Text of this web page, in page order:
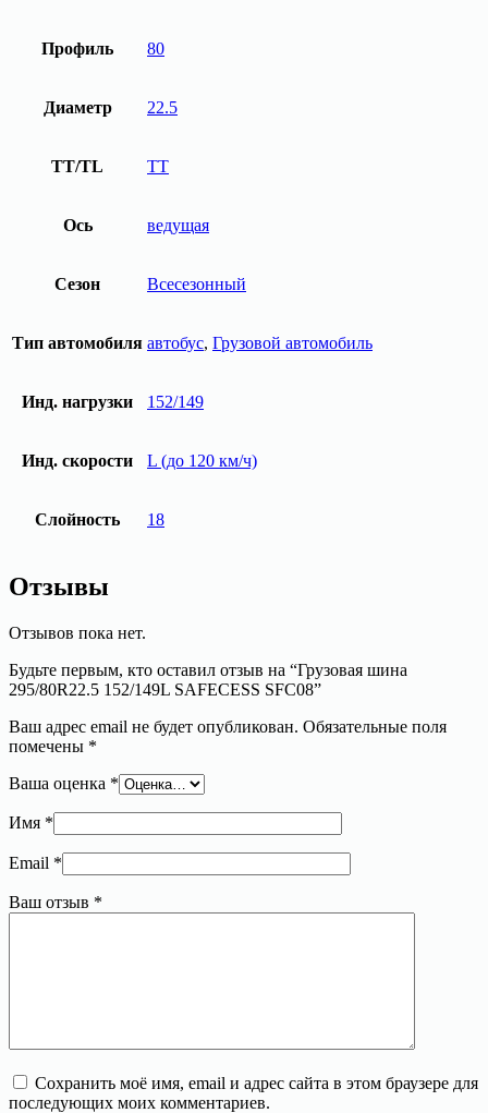
Профиль 80
Диаметр 22.5
TT/TL TT
Ось ведущая
Сезон Всесезонный
Тип автомобиля автобус, Грузовой автомобиль
Инд. нагрузки 152/149
Инд. скорости L (до 120 км/ч)
Слойность 18
Отзывы
Отзывов пока нет.
Будьте первым, кто оставил отзыв на “Грузовая шина
295/80R22.5 152/149L SAFECESS SFC08”
Ваш адрес email не будет опубликован. Обязательные поля
помечены *
Ваша оценка *
Имя *
Email *
Ваш отзыв *
Сохранить моё имя, email и адрес сайта в этом браузере для
последующих моих комментариев.